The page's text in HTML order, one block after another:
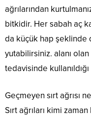
ağrılarından
bitkidir. Her sabah aç
da küçük hap şeklinde
yutabilirsiniz. alanı olan
tedavisinde
Geçmeyen sırt ağrısı
Sırt ağrıları kimi